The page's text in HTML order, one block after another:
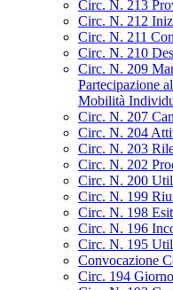
Circ. N. 213
Circ. N. 212
Circ. N. 211
Circ. N. 210
Circ. N. 209
Partecipazione
Mobilità
Circ. N. 207
Circ. N. 204
Circ. N. 203
Circ. N. 202
Circ. N. 200
Circ. N. 199
Circ. N. 198
Circ. N. 196
Circ. N. 195
Convocazione
Circ. 194